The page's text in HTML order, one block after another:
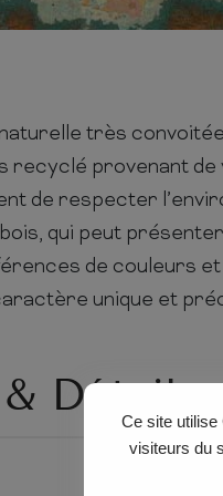
Ce site utilise
visiteurs du
très
recyclé provenant
de respecter
qui peut
de couleurs et
unique et
Détails